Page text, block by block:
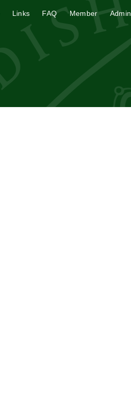
Links FAQ Member Admin